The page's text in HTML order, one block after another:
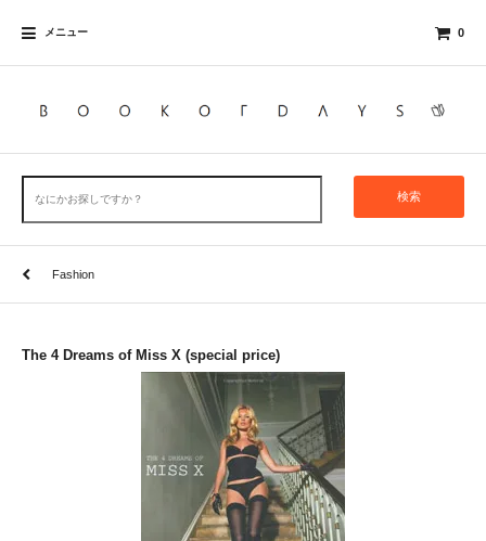
メニュー 0
検索
Fashion
The 4 Dreams of Miss X (special price)